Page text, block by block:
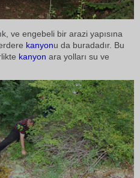
ve engebeli bir arazi yapısına
kanyonu da buradadır. Bu
kanyon ara yolları su ve